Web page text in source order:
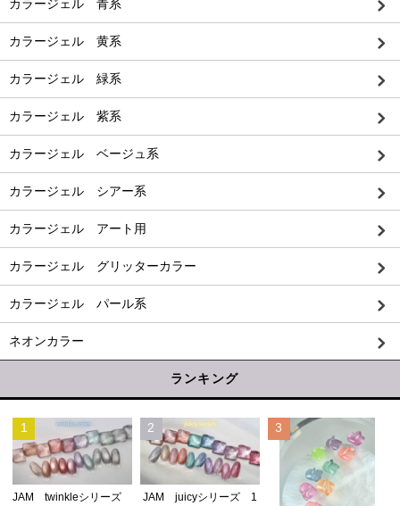
カラージェル 青系
カラージェル 黄系
カラージェル 緑系
カラージェル 紫系
カラージェル ベージュ系
カラージェル シアー系
カラージェル アート用
カラージェル グリッターカラー
カラージェル パール系
ネオンカラー
ランキング
1
JAM twinkleシリーズ
2
JAM juicyシリーズ 1
3